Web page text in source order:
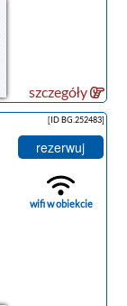
szczegóły
[ID BG.252483]
rezerwuj
wifi w obiekcie